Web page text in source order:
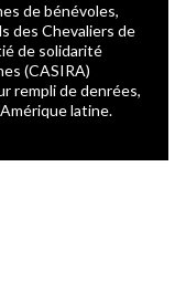
de bénévoles,
des Chevaliers de
de solidarité
(CASIRA)
rempli de denrées,
latine.